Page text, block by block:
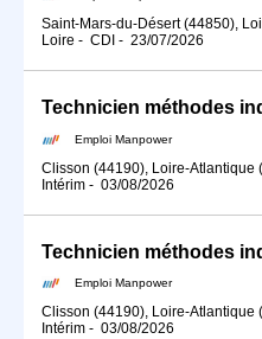
Saint-Mars-du-Désert (44850),
Loire - CDI - 23/07/2026
Technicien méthodes
Emploi Manpower
Clisson (44190), Loire-Atlantique
Intérim - 03/08/2026
Technicien méthodes
Emploi Manpower
Clisson (44190), Loire-Atlantique
Intérim - 03/08/2026